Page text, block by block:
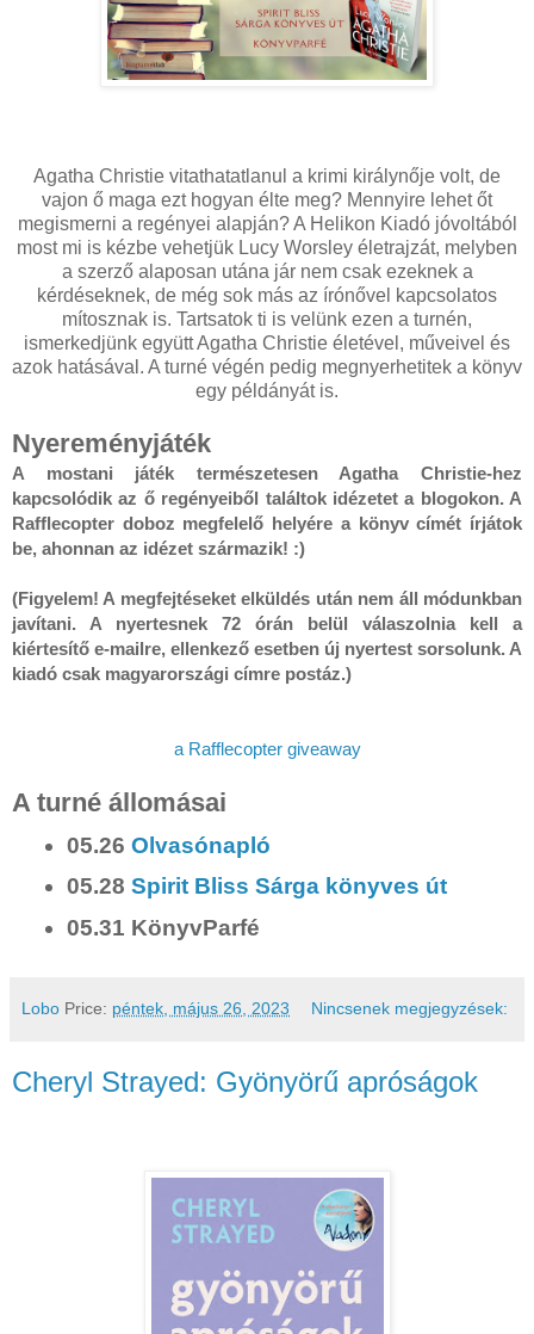
Agatha Christie vitathatatlanul a krimi királynője volt, de
vajon ő maga ezt hogyan élte meg? Mennyire lehet őt
megismerni a regényei alapján? A Helikon Kiadó jóvoltából
most mi is kézbe vehetjük Lucy Worsley életrajzát, melyben
a szerző alaposan utána jár nem csak ezeknek a
kérdéseknek, de még sok más az írónővel kapcsolatos
mítosznak is. Tartsatok ti is velünk ezen a turnén,
ismerkedjünk együtt Agatha Christie életével, műveivel és
azok hatásával. A turné végén pedig megnyerhetitek a könyv
egy példányát is.
Nyereményjáték
A mostani játék természetesen Agatha Christie-hez
kapcsolódik az ő regényeiből találtok idézetet a blogokon. A
Rafflecopter doboz megfelelő helyére a könyv címét írjátok
be, ahonnan az idézet származik! :)
(Figyelem! A megfejtéseket elküldés után nem áll módunkban
javítani. A nyertesnek 72 órán belül válaszolnia kell a
kiértesítő e-mailre, ellenkező esetben új nyertest sorsolunk. A
kiadó csak magyarországi címre postáz.)
a Rafflecopter giveaway
A turné állomásai
05.26Olvasónapló
05.28Spirit Bliss Sárga könyves út
05.31 KönyvParfé
Lobo Price: péntek, május 26, 2023 Nincsenek megjegyzések:
Cheryl Strayed: Gyönyörű apróságok